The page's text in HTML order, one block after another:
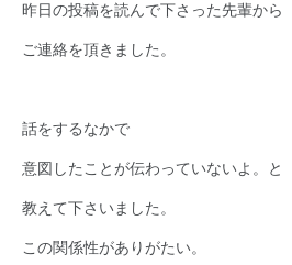
昨日の投稿を読んで下さった先輩から
ご連絡を頂きました。
話をするなかで
意図したことが伝わっていないよ。と
教えて下さいました。
この関係性がありがたい。